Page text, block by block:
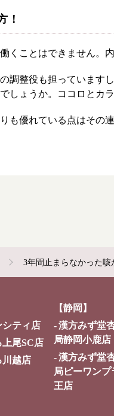
！
くことはできません。
調整役も担っています
しょうか。ココロとカ
も優れている点はその
3年間止まらなかった咳
シティ店
上尾SC店
川越店
【静岡】
漢方みず堂
局静岡小鹿店
漢方みず堂
局ピーワンプ
王店